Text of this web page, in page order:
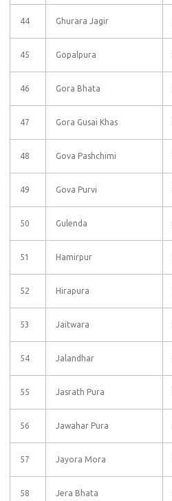
44 Ghurara Jagir
45 Gopalpura
46 Gora Bhata
47 Gora Gusai Khas
48 Gova Pashchimi
49 Gova Purvi
50 Gulenda
51 Hamirpur
52 Hirapura
53 Jaitwara
54 Jalandhar
55 Jasrath Pura
56 Jawahar Pura
57 Jayora Mora
58 Jera Bhata